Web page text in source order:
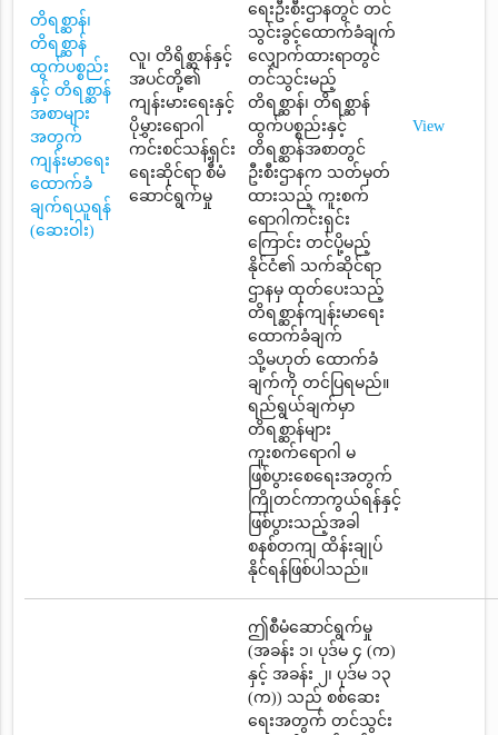
တိရစ္ဆာန်၊
တိရစ္ဆာန်
ထွက်ပစ္စည်း
နှင့် တိရစ္ဆာန်
အစာများ
အတွက်
ကျန်းမာရေး
ထောက်ခံ
ချက်ရယူရန်
(ဆေးဝါး)
လူ၊ တိရိစ္ဆာန်နှင့်
အပင်တို့၏
ကျန်းမားရေးနှင့်
ပိုမွှားရောဂါ
ကင်းစင်သန့်ရှင်း
ရေးဆိုင်ရာ စီမံ
ဆောင်ရွက်မှု
ရေးဦးစီးဌာနတွင် တင်
သွင်းခွင့်ထောက်ခံချက်
လျှောက်ထားရာတွင်
တင်သွင်းမည့်
တိရစ္ဆာန်၊ တိရစ္ဆာန်
ထွက်ပစ္စည်းနှင့်
တိရစ္ဆာန်အစာတွင်
ဦးစီးဌာနက သတ်မှတ်
ထားသည့် ကူးစက်
ရောဂါကင်းရှင်း
ကြောင်း တင်ပို့မည့်
နိုင်ငံ၏ သက်ဆိုင်ရာ
ဌာနမှ ထုတ်ပေးသည့်
တိရစ္ဆာန်ကျန်းမာရေး
ထောက်ခံချက်
သို့မဟုတ် ထောက်ခံ
ချက်ကို တင်ပြရမည်။
ရည်ရွယ်ချက်မှာ
တိရစ္ဆာန်များ
ကူးစက်ရောဂါ မ
ဖြစ်ပွားစေရေးအတွက်
ကြိုတင်ကာကွယ်ရန်နှင့်
ဖြစ်ပွားသည့်အခါ
စနစ်တကျ ထိန်းချုပ်
နိုင်ရန်ဖြစ်ပါသည်။
View
ဤစီမံဆောင်ရွက်မှု
(အခန်း ၁၊ ပုဒ်မ ၄ (က)
နှင့် အခန်း ၂၊ ပုဒ်မ ၁၃
(က)) သည် စစ်ဆေး
ရေးအတွက် တင်သွင်း